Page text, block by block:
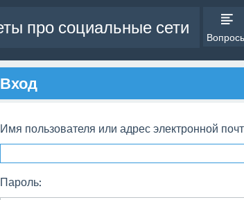
про социальные сети
Вход
Имя пользователя или адрес электронной
Пароль: